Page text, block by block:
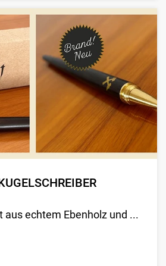
aus echtem Ebenholz und ...